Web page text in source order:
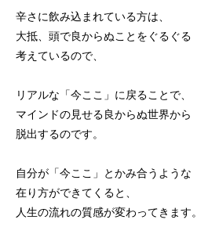
辛さに飲み込まれている方は、
大抵、頭で良からぬことをぐるぐる
考えているので、
リアルな「今ここ」に戻ることで、
マインドの見せる良からぬ世界から
脱出するのです。
自分が「今ここ」とかみ合うような
在り方ができてくると、
人生の流れの質感が変わってきます。